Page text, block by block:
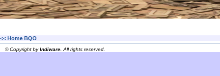
<< Home BQO
© Copyright byIndiware . All rights reserved.